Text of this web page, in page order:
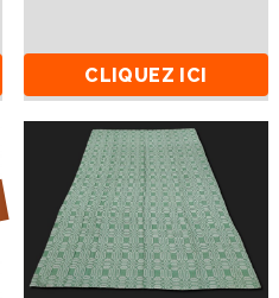
CLIQUEZ ICI